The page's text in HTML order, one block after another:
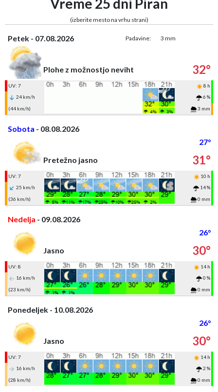
Vreme 25 dni Piran
(izberite mesto na vrhu strani)
Petek - 07.08.2026 Padavine: 3 mm
Plohe z možnostjo neviht 32°
UV: 7
8 h
24 km/h
6 %
(44 km/h)
3 mm
Sobota - 08.08.2026
27°
Pretežno jasno
31°
UV: 7
10 h
25 km/h
14 %
(36 km/h)
0 mm
Nedelja - 09.08.2026
26°
Jasno
30°
UV: 8
14 h
16 km/h
0 %
(23 km/h)
0 mm
Ponedeljek - 10.08.2026
26°
Jasno
30°
UV: 7
14 h
16 km/h
2 %
(28 km/h)
0 mm